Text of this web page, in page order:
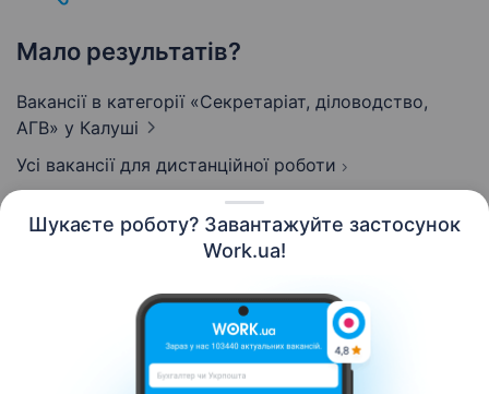
Шукаєте роботу? Завантажуйте застосунок
Work.ua!
Мало результатів?
Вакансії в категорії «Секретаріат, діловодство,
АГВ» у Калуші
Усі вакансії для дистанційної роботи